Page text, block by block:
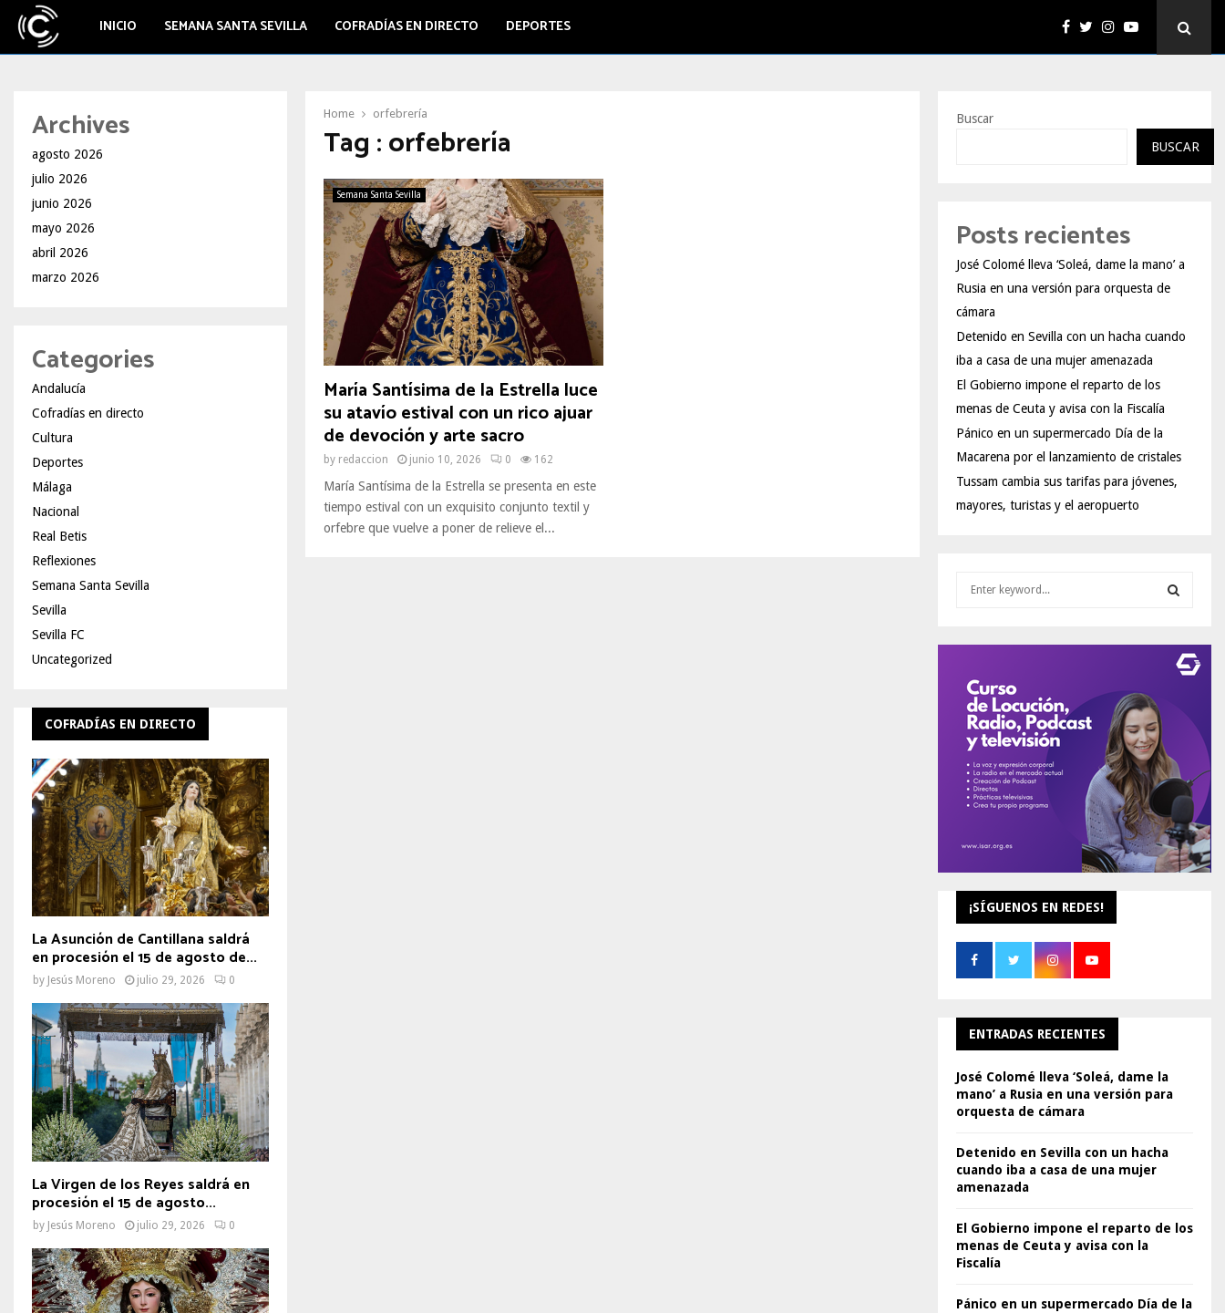
INICIO SEMANA SANTA SEVILLA COFRADÍAS EN DIRECTO DEPORTES
Home orfebrería
Tag : orfebrería
Semana Santa Sevilla
María Santísima de la Estrella luce
su atavío estival con un rico ajuar
de devoción y arte sacro
by redaccion junio 10, 2026 0 162
María Santísima de la Estrella se presenta en este
tiempo estival con un exquisito conjunto textil y
orfebre que vuelve a poner de relieve el...
Archives
agosto 2026
julio 2026
junio 2026
mayo 2026
abril 2026
marzo 2026
Categories
Andalucía
Cofradías en directo
Cultura
Deportes
Málaga
Nacional
Real Betis
Reflexiones
Semana Santa Sevilla
Sevilla
Sevilla FC
Uncategorized
COFRADÍAS EN DIRECTO
La Asunción de Cantillana saldrá
en procesión el 15 de agosto de...
by Jesús Moreno julio 29, 2026 0
La Virgen de los Reyes saldrá en
procesión el 15 de agosto...
by Jesús Moreno julio 29, 2026 0
Buscar
BUSCAR
Posts recientes
José Colomé lleva ‘Soleá, dame la mano’ a
Rusia en una versión para orquesta de
cámara
Detenido en Sevilla con un hacha cuando
iba a casa de una mujer amenazada
El Gobierno impone el reparto de los
menas de Ceuta y avisa con la Fiscalía
Pánico en un supermercado Día de la
Macarena por el lanzamiento de cristales
Tussam cambia sus tarifas para jóvenes,
mayores, turistas y el aeropuerto
C
H
¡SÍGUENOS EN REDES!
ENTRADAS RECIENTES
José Colomé lleva ‘Soleá, dame la
mano’ a Rusia en una versión para
orquesta de cámara
Detenido en Sevilla con un hacha
cuando iba a casa de una mujer
amenazada
El Gobierno impone el reparto de los
menas de Ceuta y avisa con la
Fiscalía
Pánico en un supermercado Día de la